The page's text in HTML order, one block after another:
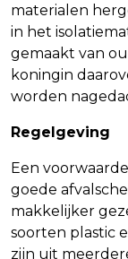
materialen
in het
gemaakt van
koningin
worden
Regelgeving
Een
goede
makkelijker
soorten plastic
zijn uit